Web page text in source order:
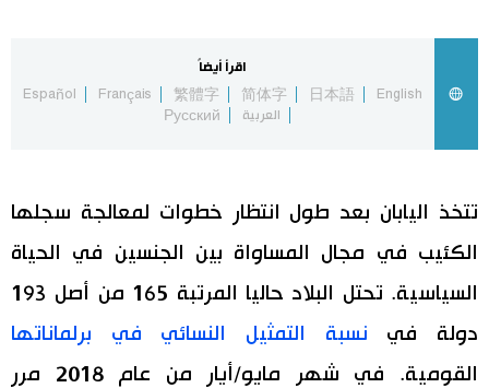
اقرأ أيضاً
English
日本語
简体字
繁體字
Français
Español
العربية
Русский
تتخذ اليابان بعد طول انتظار خطوات لمعالجة سجلها
الكئيب في مجال المساواة بين الجنسين في الحياة
السياسية. تحتل البلاد حاليا المرتبة 165 من أصل 193
دولة في نسبة التمثيل النسائي في برلماناتها
القومية. في شهر مايو/أيار من عام 2018 مرر